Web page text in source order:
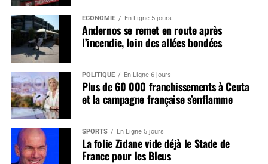
ÉCONOMIE En Ligne 5 jours
Andernos se remet en route après
l’incendie, loin des allées bondées
POLITIQUE En Ligne 6 jours
Plus de 60 000 franchissements à Ceuta
et la campagne française s’enflamme
SPORTS En Ligne 5 jours
La folie Zidane vide déjà le Stade de
France pour les Bleus